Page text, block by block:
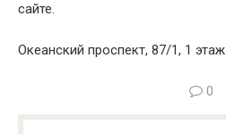
сайте.
Океанский проспект, 87/1, 1 этаж
0